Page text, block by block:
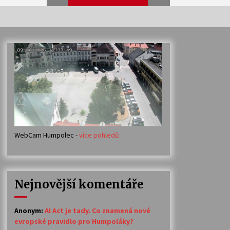
Veselí muzikanti
30. 7. 2026
Votavžatský ploty
23. 7. 2026
14. 7. 2026
30. 6. 2026
WebCam Humpolec -více pohledů
Nejnovější komentáře
Anonym: AI Act je tady. Co znamená nové
evropské pravidlo pro Humpoláky?